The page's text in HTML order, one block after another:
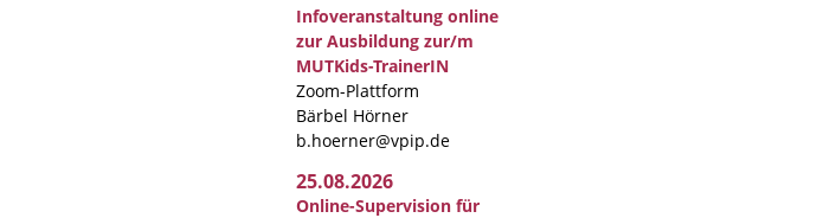
Infoveranstaltung online
zur Ausbildung zur/m
MUTKids-TrainerIN
Zoom-Plattform
Bärbel Hörner
b.hoerner@vpip.de
25.08.2026
Online-Supervision für